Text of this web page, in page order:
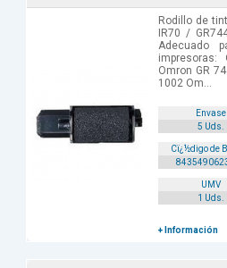
Rodillo de
IR70 /
Adecuado
Omron GR
1002 Om...
Envase
5 Uds.
Cï¿½digo de
UMV
1 Uds.
+ Información